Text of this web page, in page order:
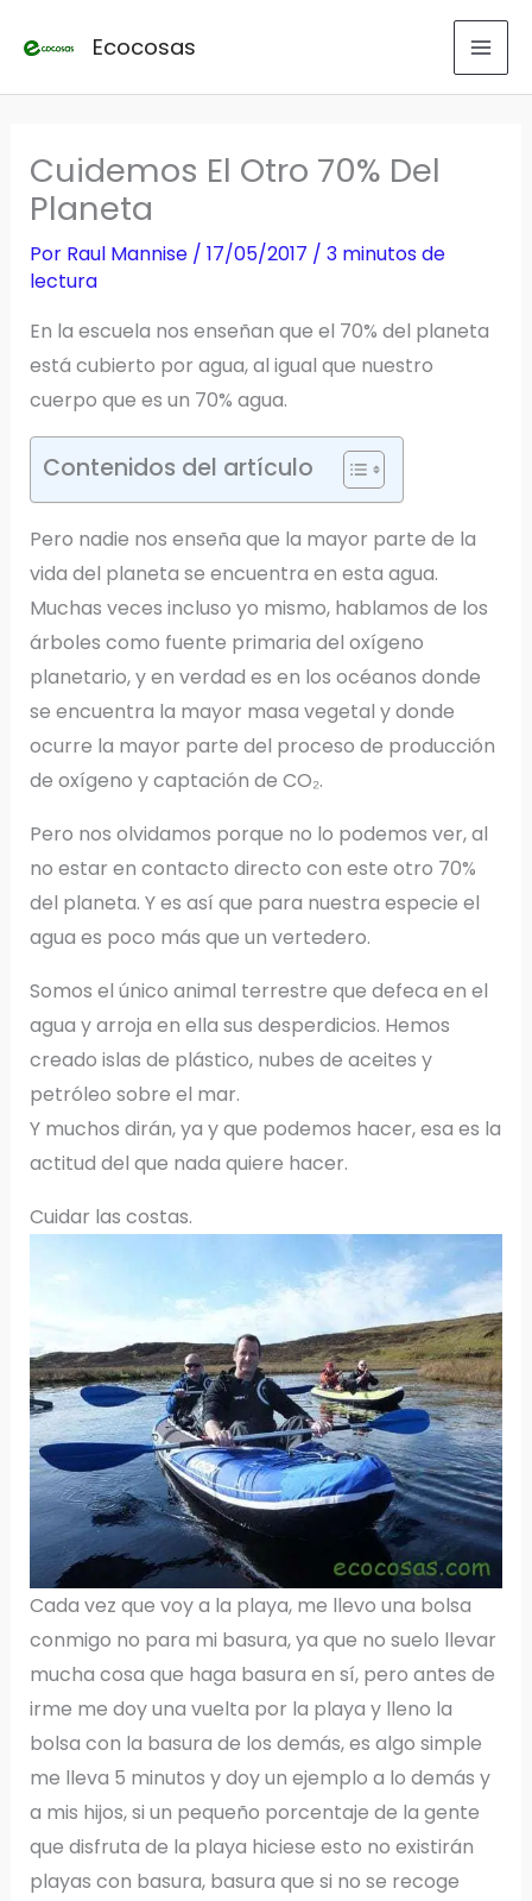
Ecocosas
Cuidemos El Otro 70% Del
Planeta
Por Raul Mannise / 17/05/2017 / 3 minutos de
lectura
En la escuela nos enseñan que el 70% del planeta
está cubierto por agua, al igual que nuestro
cuerpo que es un 70% agua.
Contenidos del artículo
Pero nadie nos enseña que la mayor parte de la
vida del planeta se encuentra en esta agua.
Muchas veces incluso yo mismo, hablamos de los
árboles como fuente primaria del oxígeno
planetario, y en verdad es en los océanos donde
se encuentra la mayor masa vegetal y donde
ocurre la mayor parte del proceso de producción
de oxígeno y captación de CO₂.
Pero nos olvidamos porque no lo podemos ver, al
no estar en contacto directo con este otro 70%
del planeta. Y es así que para nuestra especie el
agua es poco más que un vertedero.
Somos el único animal terrestre que defeca en el
agua y arroja en ella sus desperdicios. Hemos
creado islas de plástico, nubes de aceites y
petróleo sobre el mar.
Y muchos dirán, ya y que podemos hacer, esa es la
actitud del que nada quiere hacer.
Cuidar las costas.
Cada vez que voy a la playa, me llevo una bolsa
conmigo no para mi basura, ya que no suelo llevar
mucha cosa que haga basura en sí, pero antes de
irme me doy una vuelta por la playa y lleno la
bolsa con la basura de los demás, es algo simple
me lleva 5 minutos y doy un ejemplo a lo demás y
a mis hijos, si un pequeño porcentaje de la gente
que disfruta de la playa hiciese esto no existirán
playas con basura, basura que si no se recoge